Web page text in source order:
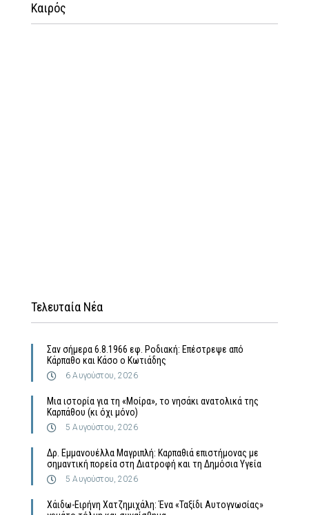
Καιρός
Τελευταία Νέα
Σαν σήμερα 6.8.1966 εφ. Ροδιακή: Επέστρεψε από
Κάρπαθο και Κάσο ο Κωτιάδης
6 Αυγούστου, 2026
Μια ιστορία για τη «Μοίρα», το νησάκι ανατολικά της
Καρπάθου (κι όχι μόνο)
5 Αυγούστου, 2026
Δρ. Εμμανουέλλα Μαγριπλή: Καρπαθιά επιστήμονας με
σημαντική πορεία στη Διατροφή και τη Δημόσια Υγεία
5 Αυγούστου, 2026
Χάιδω-Ειρήνη Χατζημιχάλη: Ένα «Ταξίδι Αυτογνωσίας»